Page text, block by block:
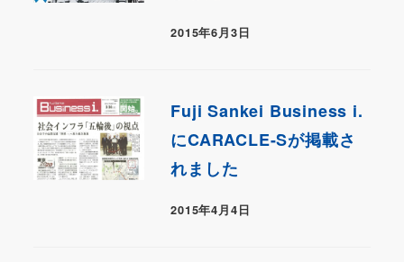
2015年6月3日
Fuji Sankei Business i.
にCARACLE-Sが掲載さ
れました
2015年4月4日